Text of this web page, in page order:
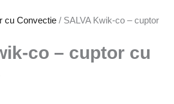
cu Convectie / SALVA Kwik-co – cuptor
co – cuptor cu